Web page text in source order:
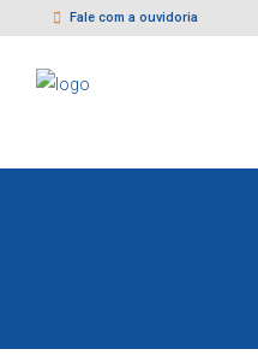
Fale com a ouvidoria